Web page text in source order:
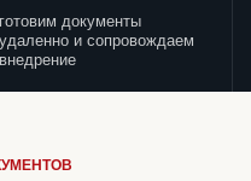
готовим документы
удаленно и сопровождаем
внедрение